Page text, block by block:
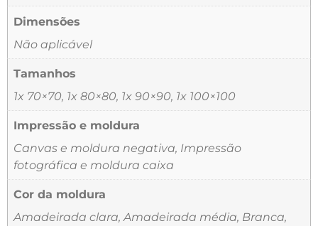
Dimensões
Não aplicável
Tamanhos
1x 70×70, 1x 80×80, 1x 90×90, 1x 100×100
Impressão e moldura
Canvas e moldura negativa, Impressão
fotográfica e moldura caixa
Cor da moldura
Amadeirada clara, Amadeirada média, Branca,